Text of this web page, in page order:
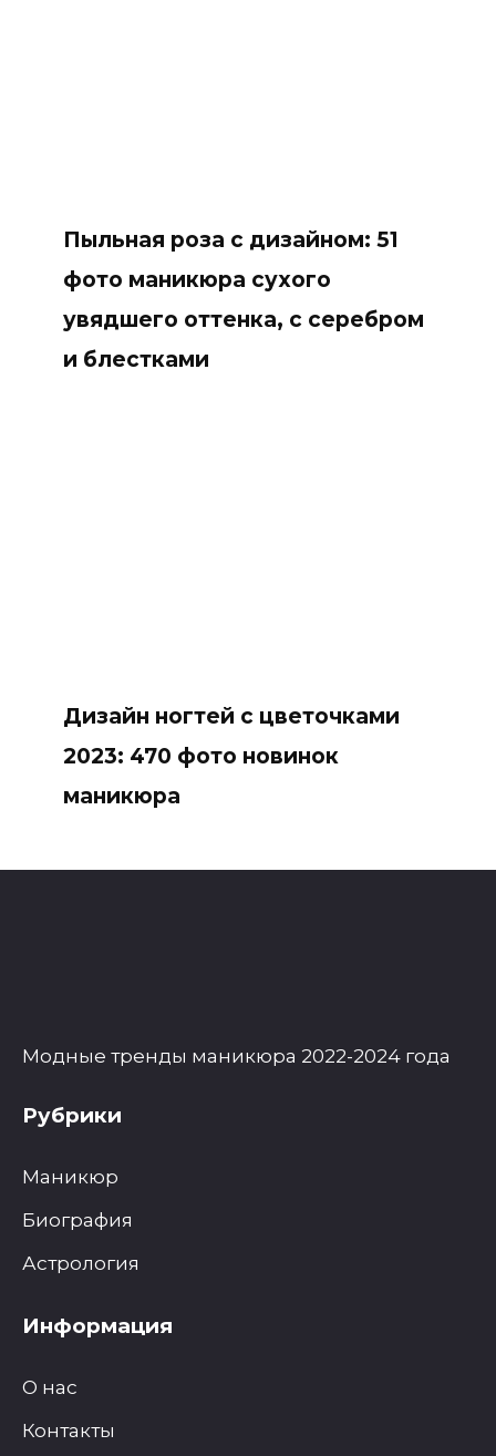
Пыльная роза с дизайном: 51
фото маникюра сухого
увядшего оттенка, с серебром
и блестками
Дизайн ногтей с цветочками
2023: 470 фото новинок
маникюра
Модные тренды маникюра 2022-2024 года
Рубрики
Маникюр
Биография
Астрология
Информация
О нас
Контакты